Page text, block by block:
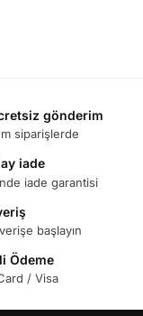
gönderim
siparişlerde
iade
iade garantisi
başlayın
Ödeme
/ Visa